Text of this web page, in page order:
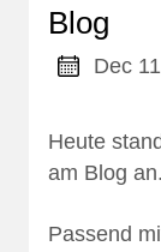
Blog
Dec
Heute
am Blog an.
Passend